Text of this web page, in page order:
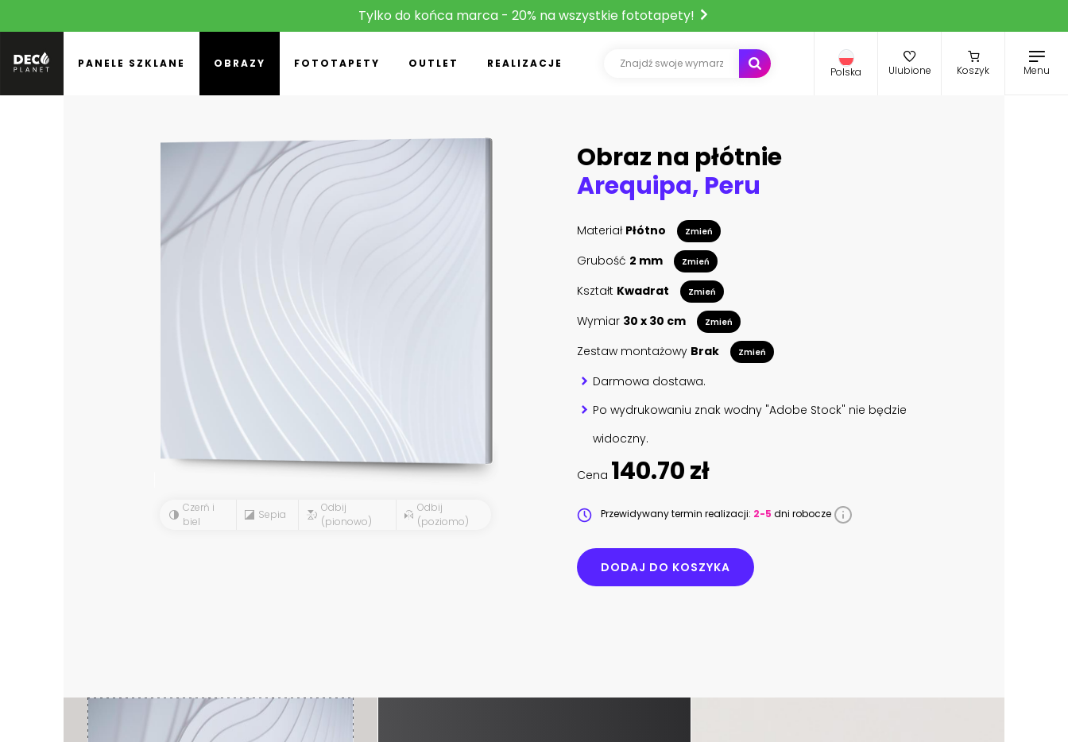
Tylko do końca marca - 20% na wszystkie fototapety!
PANELE SZKLANE OBRAZY FOTOTAPETY OUTLET REALIZACJE
Polska Ulubione Koszyk Menu
Czerń i
biel
Sepia
Odbij
(pionowo)
Odbij
(poziomo)
Obraz na płótnie
Arequipa, Peru
Materiał Płótno Zmień
Grubość 2 mm Zmień
Kształt Kwadrat Zmień
Wymiar 30 x 30 cm Zmień
Zestaw montażowy Brak Zmień
Darmowa dostawa.
Po wydrukowaniu znak wodny "Adobe Stock" nie będzie
widoczny.
Cena 140.70 zł
Przewidywany termin realizacji: 2-5 dni robocze
DODAJ DO KOSZYKA